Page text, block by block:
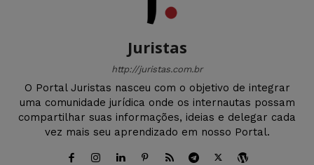
Juristas
http://juristas.com.br
O Portal Juristas nasceu com o objetivo de integrar
uma comunidade jurídica onde os internautas possam
compartilhar suas informações, ideias e delegar cada
vez mais seu aprendizado em nosso Portal.